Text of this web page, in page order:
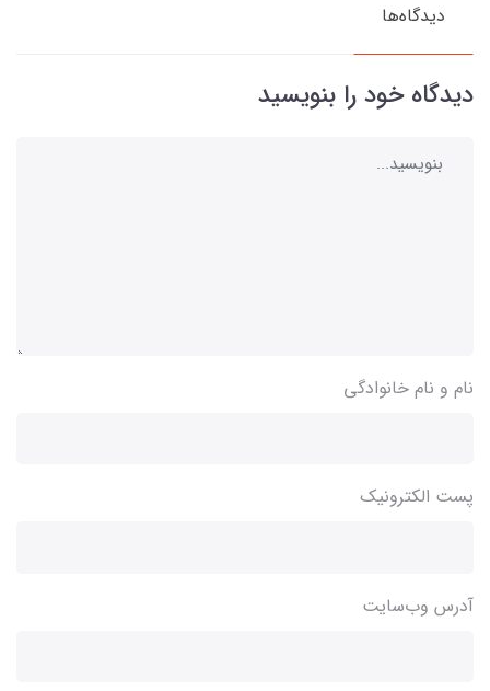
دیدگاه‌ها
دیدگاه خود را بنویسید
نام و نام خانوادگی
پست الکترونیک
آدرس وب‌سایت